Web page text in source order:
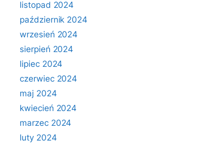
listopad 2024
październik 2024
wrzesień 2024
sierpień 2024
lipiec 2024
czerwiec 2024
maj 2024
kwiecień 2024
marzec 2024
luty 2024